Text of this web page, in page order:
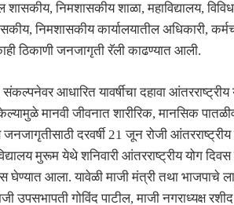
शासकीय, निमशासकीय शाळा, महाविद्यालय,
निमशासकीय कार्यालयातील अधिकारी,
ठिकाणी जनजागृती रॅली काढण्यात आली.
संकल्पनेवर आधारित यावर्षीचा दहावा
केल्यामुळे मानवी जीवनात शारीरिक, मानसिक
दरवर्षी 21 जून रोजी
मुरूम येथे शनिवारी आंतरराष्ट्रीय योग
घेण्यात आला. यावेळी माजी मंत्री तथा भाजपाचे
उपसभापती गोविंद पाटील, माजी नगराध्यक्ष